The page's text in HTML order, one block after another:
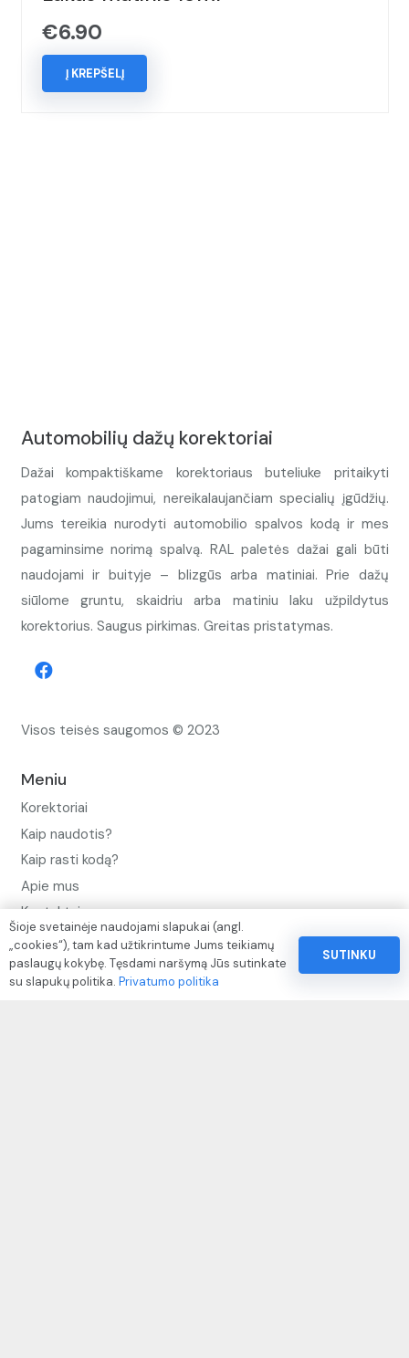
€6.90
Į KREPŠELĮ
Automobilių dažų korektoriai
Dažai kompaktiškame korektoriaus buteliuke pritaikyti
patogiam naudojimui, nereikalaujančiam specialių įgūdžių.
Jums tereikia nurodyti automobilio spalvos kodą ir mes
pagaminsime norimą spalvą. RAL paletės dažai gali būti
naudojami ir buityje – blizgūs arba matiniai. Prie dažų
siūlome gruntu, skaidriu arba matiniu laku užpildytus
korektorius. Saugus pirkimas. Greitas pristatymas.
Visos teisės saugomos © 2023
Meniu
Korektoriai
Kaip naudotis?
Kaip rasti kodą?
Apie mus
Kontaktai
Privatumo politika
Pinigų ir prekių grąžinimo politika
Šioje svetainėje naudojami slapukai (angl.
„cookies“), tam kad užtikrintume Jums teikiamų
paslaugų kokybę. Tęsdami naršymą Jūs sutinkate
su slapukų politika. Privatumo politika
SUTINKU